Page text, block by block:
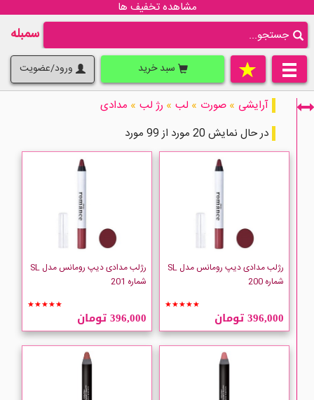
مشاهده تخفیف ها
سمبله
سبد خرید ورود/عضویت
فقط نمایش کالاهای موجود
deep romance
Doobina
Golden Rose
آرایشی » صورت » لب » رژ لب » مدادی
در حال نمایش 20 مورد از 99 مورد
رژلب مدادی دیپ رومانس مدل SL
شماره 200
★★★★★
396,000 تومان
رژلب مدادی دیپ رومانس مدل SL
شماره 201
★★★★★
396,000 تومان